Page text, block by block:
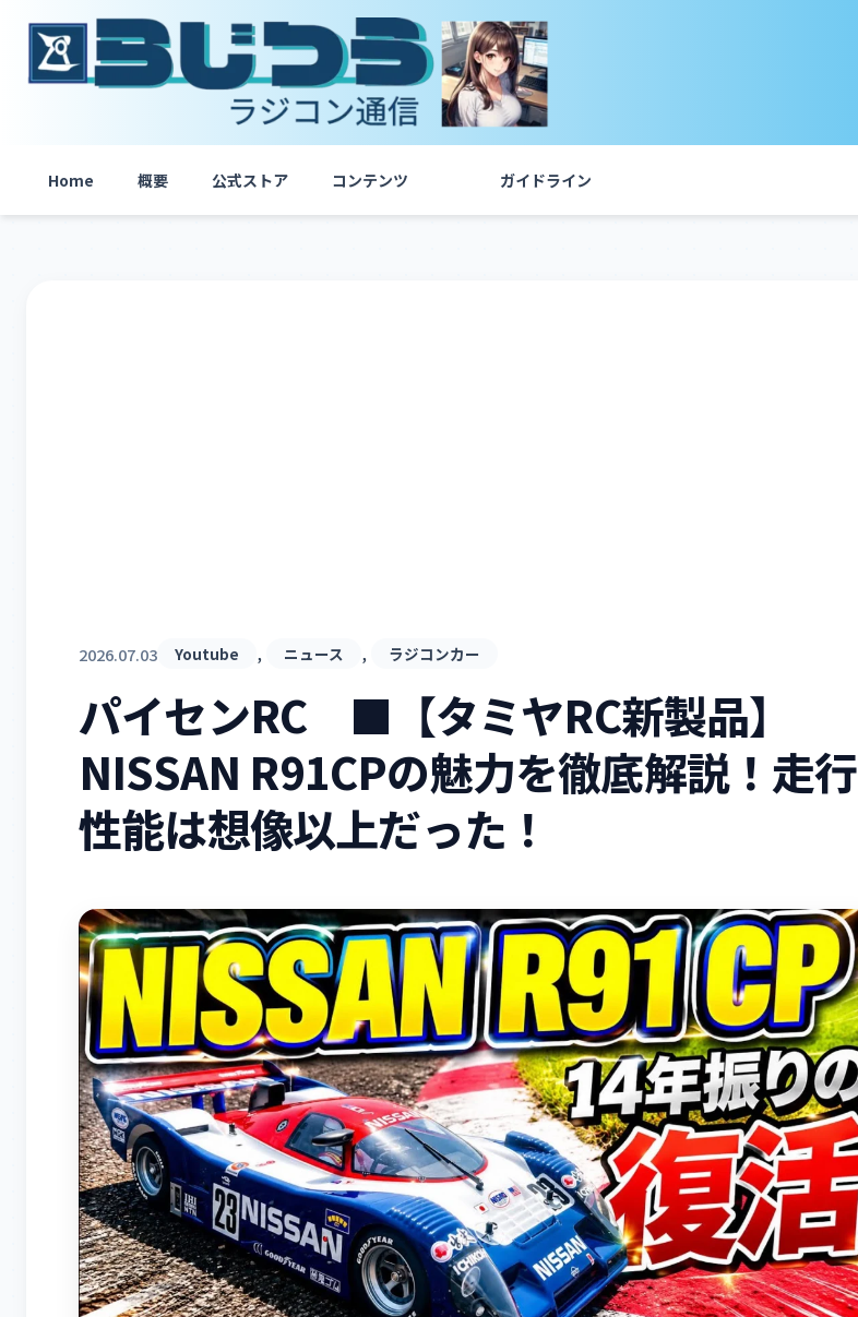
Home 概要 公式ストア コンテンツ ガイドライン
2026.07.03 Youtube , ニュース , ラジコンカー
パイセンRC ■【タミヤRC新製品】
NISSAN R91CPの魅力を徹底解説！走行
性能は想像以上だった！